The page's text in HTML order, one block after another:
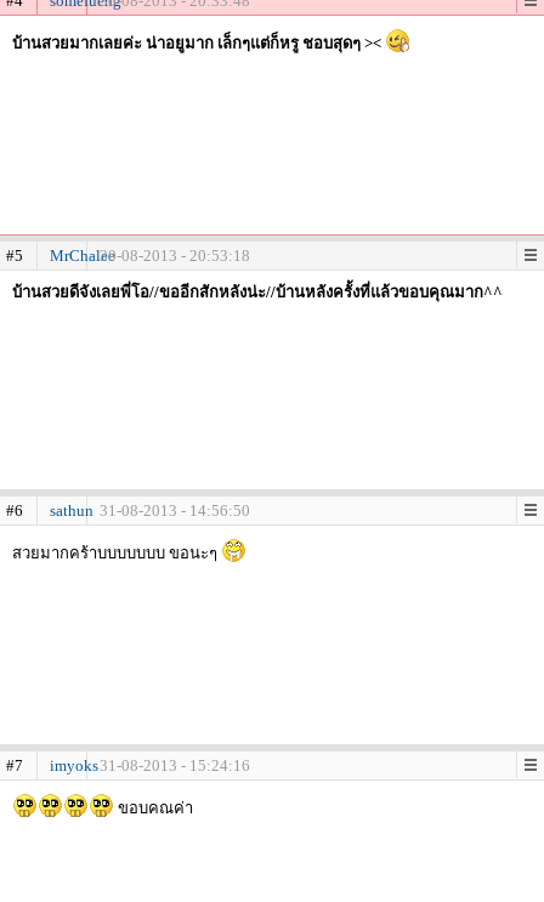
บ้านสวยมากเลยค่ะ น่าอยูมาก เล็กๆแต่ก็หรู ชอบสุดๆ ><
#5 MrChalee30-08-2013 - 20:53:18
บ้านสวยดีจังเลยพี่โอ//ขออีกสักหลังน่ะ//บ้านหลังครั้งที่แล้วขอบคุณมาก^^
#6 sathun 31-08-2013 - 14:56:50
สวยมากคร้าบบบบบบบ ขอนะๆ
#7 imyoks31-08-2013 - 15:24:16
ขอบคณค่า